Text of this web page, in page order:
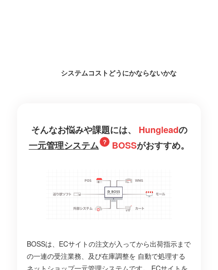
システムコスト どうにかならないかな
そんなお悩みや課題には、 Hungleadの
一元管理システム ？ BOSSがおすすめ。
BOSSは、ECサイトの注文が入ってから出荷指示まで
の一連の受注業務、及び在庫調整を 自動で処理する